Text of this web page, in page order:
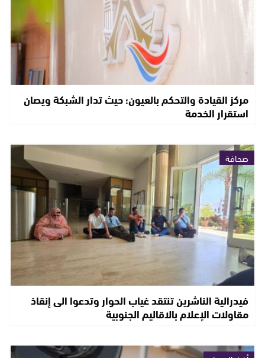
مركز القيادة والتحكم بالعيون؛ حيث تدار الشبكة ويصان
استقرار الخدمة
صحافة
فيدرالية الناشرين تنتقد غياب الحوار وتدعوا الى إنقاذ
مقاولات الإعلام بالاقاليم الجنوبية